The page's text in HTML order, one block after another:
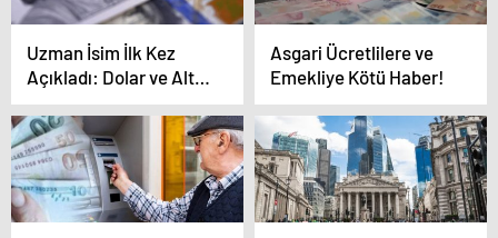
Uzman İsim İlk Kez
Açıkladı: Dolar ve Altın
Sahiplerine Kara Haber
Asgari Ücretlilere ve
Emekliye Kötü Haber!